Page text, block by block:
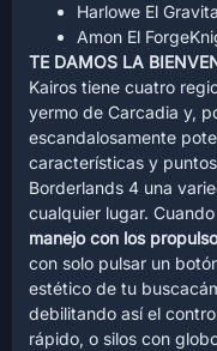
Harlowe El
Amon El
TE DAMOS LA
Kairos tiene cuatro
yermo de Carcadia y,
escandalosamente
características y
Borderlands 4 una
cualquier lugar.
manejo con los
con solo pulsar un
estético de tu
debilitando así el
rápido, o silos con